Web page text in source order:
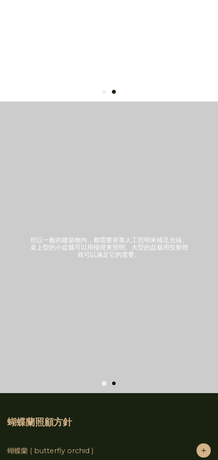
所以一般的建築物內，都需要依靠人工照明來補足光線。
桌上型的小盆栽可以用檯燈來照明。大型的盆栽用投射燈
就可以滿足它的需要。
蝴蝶蘭照顧方針
蝴蝶蘭 ( butterfly orchid )